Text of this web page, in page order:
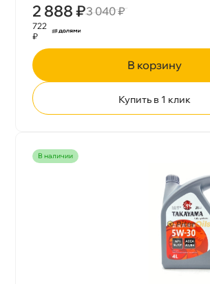
2 888 ₽3 040 ₽
722
₽
корзину
Купить в 1 клик
наличии